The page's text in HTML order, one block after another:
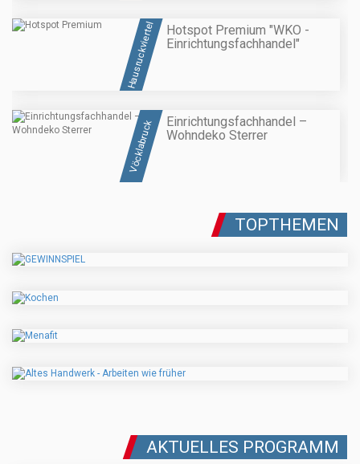
Hausruckviertel
Hotspot Premium "WKO -
Einrichtungsfachhandel"
Vöcklabruck
Einrichtungsfachhandel –
Wohndeko Sterrer
TOPTHEMEN
AKTUELLES PROGRAMM